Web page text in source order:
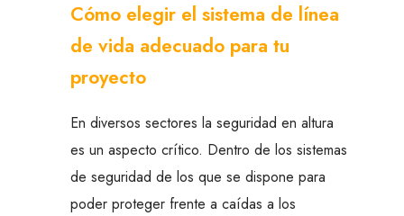
Cómo elegir el sistema de línea
de vida adecuado para tu
proyecto
En diversos sectores la seguridad en altura
es un aspecto crítico. Dentro de los sistemas
de seguridad de los que se dispone para
poder proteger frente a caídas a los